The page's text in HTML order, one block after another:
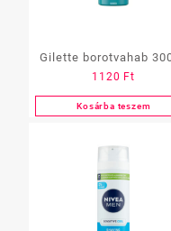
Gilette borotvahab
érzékeny bőrre
1120 Ft
Kosárba teszem